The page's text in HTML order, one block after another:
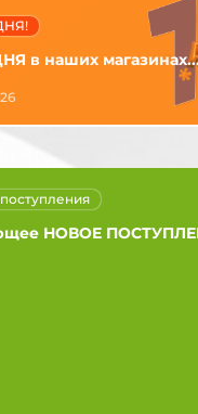
в наших
НОВОЕ